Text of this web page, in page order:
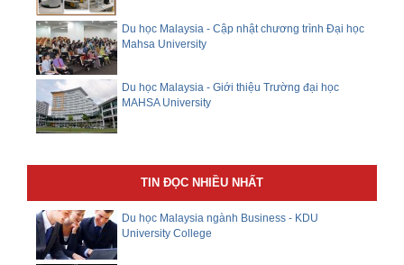
Du học Malaysia - Cập nhật chương trình Đại học
Mahsa University
Du học Malaysia - Giới thiệu Trường đại học
MAHSA University
TIN ĐỌC NHIỀU NHẤT
Du học Malaysia ngành Business - KDU
University College